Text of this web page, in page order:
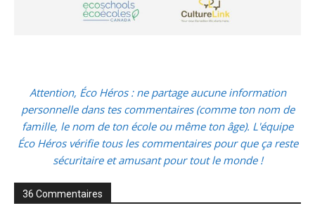
Attention, Éco Héros : ne partage aucune information
personnelle dans tes commentaires (comme ton nom de
famille, le nom de ton école ou même ton âge). L'équipe
Éco Héros vérifie tous les commentaires pour que ça reste
sécuritaire et amusant pour tout le monde !
36 Commentaires